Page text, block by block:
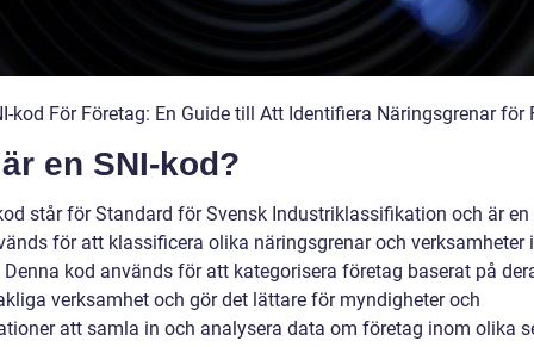
kod För Företag: En Guide till Att Identifiera Näringsgrenar för
en SNI-kod?
står för Standard för Svensk Industriklassifikation och är en
för att klassificera olika näringsgrenar och verksamheter
Denna kod används för att kategorisera företag baserat på
verksamhet och gör det lättare för myndigheter och
att samla in och analysera data om företag inom olika